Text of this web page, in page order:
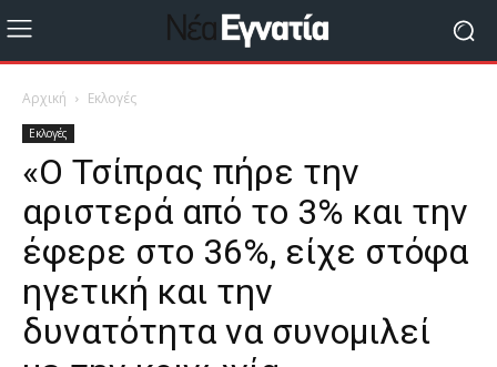
Αρχική Εκλογές
Εκλογές
«Ο Τσίπρας πήρε την
αριστερά από το 3% και την
έφερε στο 36%, είχε στόφα
ηγετική και την
δυνατότητα να συνομιλεί